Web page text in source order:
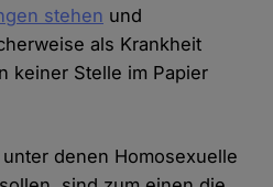
stehen und
als Krankheit
keiner Stelle im Papier
denen Homosexuelle